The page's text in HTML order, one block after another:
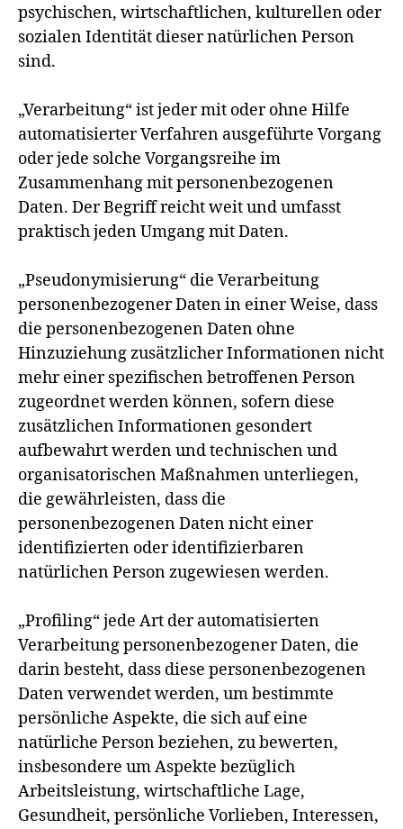
psychischen, wirtschaftlichen, kulturellen oder
sozialen Identität dieser natürlichen Person
sind.
„Verarbeitung“ ist jeder mit oder ohne Hilfe
automatisierter Verfahren ausgeführte Vorgang
oder jede solche Vorgangsreihe im
Zusammenhang mit personenbezogenen
Daten. Der Begriff reicht weit und umfasst
praktisch jeden Umgang mit Daten.
„Pseudonymisierung“ die Verarbeitung
personenbezogener Daten in einer Weise, dass
die personenbezogenen Daten ohne
Hinzuziehung zusätzlicher Informationen nicht
mehr einer spezifischen betroffenen Person
zugeordnet werden können, sofern diese
zusätzlichen Informationen gesondert
aufbewahrt werden und technischen und
organisatorischen Maßnahmen unterliegen,
die gewährleisten, dass die
personenbezogenen Daten nicht einer
identifizierten oder identifizierbaren
natürlichen Person zugewiesen werden.
„Profiling“ jede Art der automatisierten
Verarbeitung personenbezogener Daten, die
darin besteht, dass diese personenbezogenen
Daten verwendet werden, um bestimmte
persönliche Aspekte, die sich auf eine
natürliche Person beziehen, zu bewerten,
insbesondere um Aspekte bezüglich
Arbeitsleistung, wirtschaftliche Lage,
Gesundheit, persönliche Vorlieben, Interessen,